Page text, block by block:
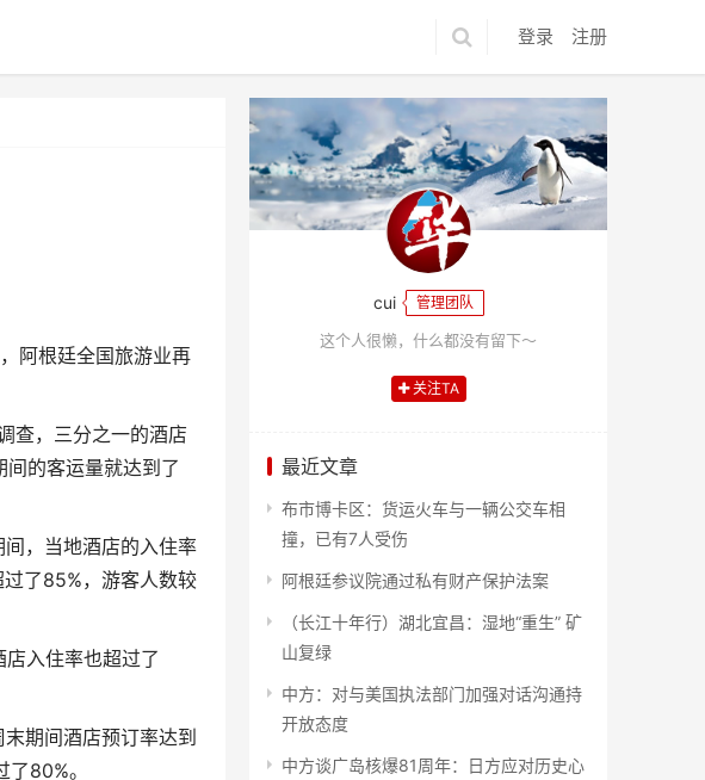
登录 注册
阿根廷全国旅游业再
查，三分之一的酒店
的客运量就达到了
，当地酒店的入住率
了85%，游客人数较
入住率也超过了
期间酒店预订率达到
80%。
cui 管理团队
这个人很懒，什么都没有留下～
关注TA
最近文章
布市博卡区：货运火车与一辆公交车相
撞，已有7人受伤
阿根廷参议院通过私有财产保护法案
（长江十年行）湖北宜昌：湿地“重生” 矿
山复绿
中方：对与美国执法部门加强对话沟通持
开放态度
中方谈广岛核爆81周年：日方应对历史心